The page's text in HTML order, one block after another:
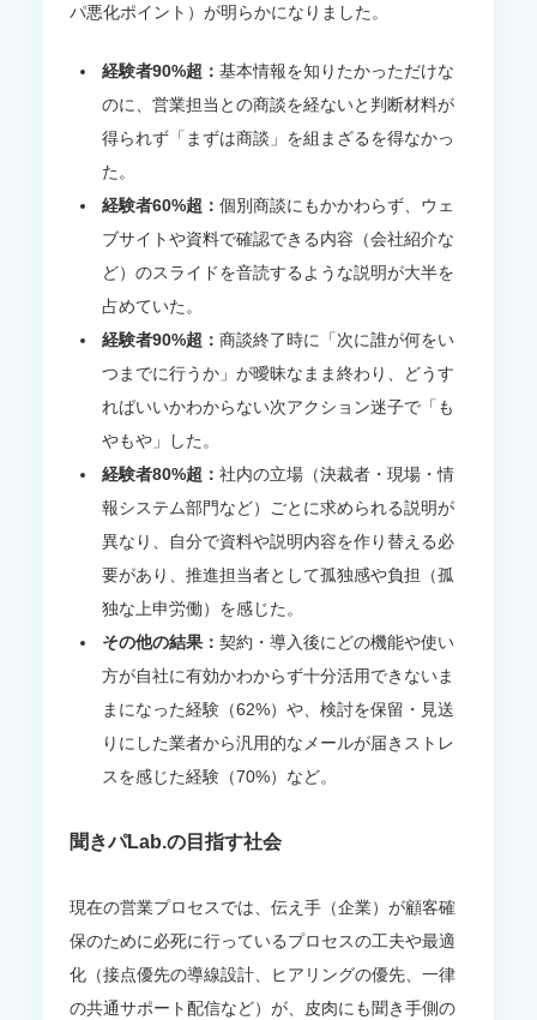
パ悪化ポイント）が明らかになりました。
経験者90%超：基本情報を知りたかっただけな
のに、営業担当との商談を経ないと判断材料が
得られず「まずは商談」を組まざるを得なかっ
た。
経験者60%超：個別商談にもかかわらず、ウェ
ブサイトや資料で確認できる内容（会社紹介な
ど）のスライドを音読するような説明が大半を
占めていた。
経験者90%超：商談終了時に「次に誰が何をい
つまでに行うか」が曖昧なまま終わり、どうす
ればいいかわからない次アクション迷子で「も
やもや」した。
経験者80%超：社内の立場（決裁者・現場・情
報システム部門など）ごとに求められる説明が
異なり、自分で資料や説明内容を作り替える必
要があり、推進担当者として孤独感や負担（孤
独な上申労働）を感じた。
その他の結果：契約・導入後にどの機能や使い
方が自社に有効かわからず十分活用できないま
まになった経験（62%）や、検討を保留・見送
りにした業者から汎用的なメールが届きストレ
スを感じた経験（70%）など。
聞きパLab.の目指す社会
現在の営業プロセスでは、伝え手（企業）が顧客確
保のために必死に行っているプロセスの工夫や最適
化（接点優先の導線設計、ヒアリングの優先、一律
の共通サポート配信など）が、皮肉にも聞き手側の